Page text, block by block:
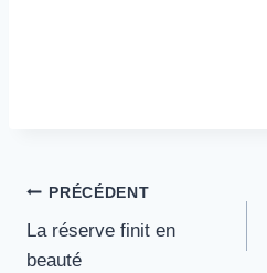
Navigation
de
PRÉCÉDENT
La réserve finit en
beauté